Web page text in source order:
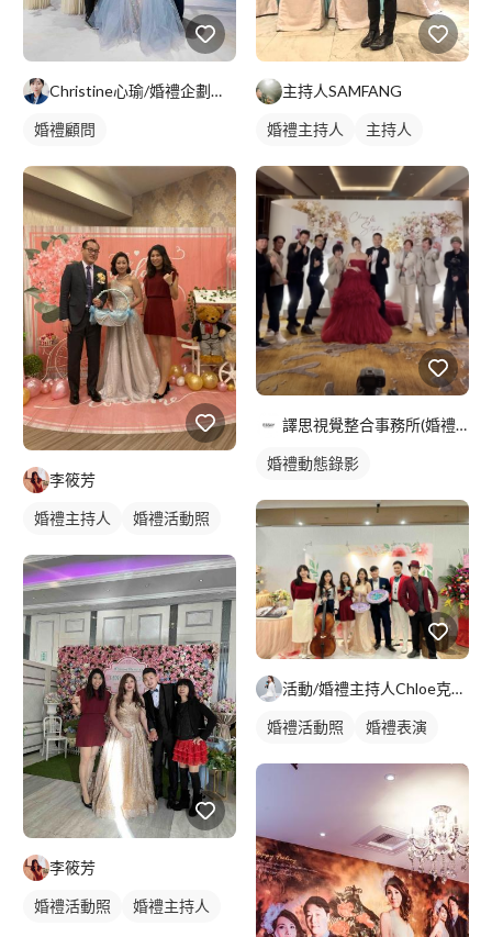
Christine心瑜/婚禮企劃師/婚禮小管家
婚禮顧問
李筱芳
婚禮主持人 婚禮活動照
李筱芳
婚禮活動照 婚禮主持人
主持人SAMFANG
婚禮主持人 主持人
譯思視覺整合事務所(婚禮部)
婚禮動態錄影
活動/婚禮主持人Chloe克蘿伊
婚禮活動照 婚禮表演